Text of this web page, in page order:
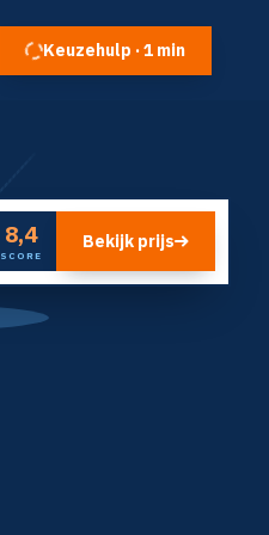
Keuzehulp · 1 min
8,4
SCORE
Bekijk prijs